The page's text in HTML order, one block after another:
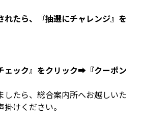
たら、『抽選にチャレンジ』を
ェック』をクリック➡『クーポン
たら、総合案内所へお越しいた
けください。